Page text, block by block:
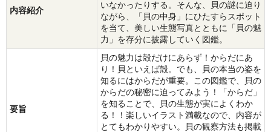
内容紹介
いなかったりする。そんな、貝の謎に迫り
ながら、「貝の中身」にひたすらスポット
を当て、美しい生態写真とともに「貝の魅
力」を存分に披露していく図鑑。
要旨
貝の魅力は殻だけにあらず！からだにあ
り！貝といえば殻。でも、貝の本当の姿を
知るにはからだが重要。この図鑑で、貝の
からだの秘密に迫ってみよう！「からだ」
を知ることで、貝の生態が実によくわか
る！！楽しいイラスト満載なので、内容が
とてもわかりやすい。貝の観察方法も掲載